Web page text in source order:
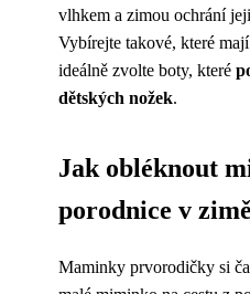
vlhkem a zimou ochrání
Vybírejte takové, které
ideálně zvolte boty, které
dětských nožek.
Jak obléknout
porodnice v
Maminky prvorodičky si